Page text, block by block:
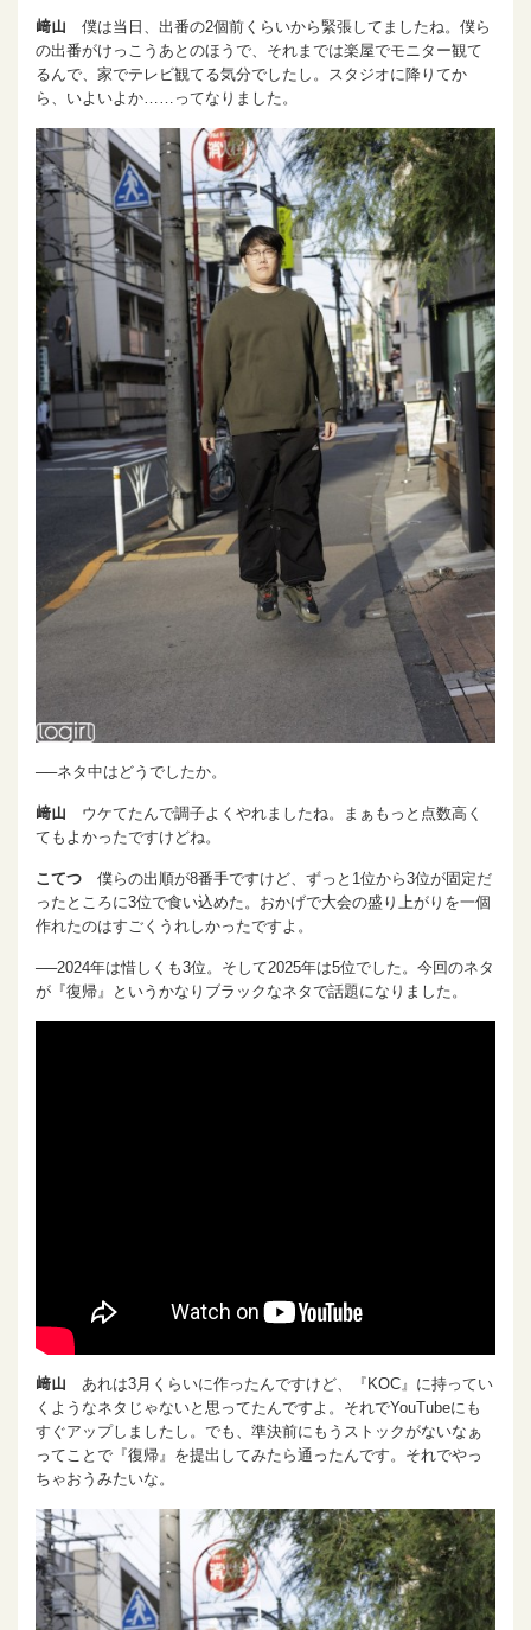
﨑山 僕は当日、出番の2個前くらいから緊張してましたね。僕ら
の出番がけっこうあとのほうで、それまでは楽屋でモニター観て
るんで、家でテレビ観てる気分でしたし。スタジオに降りてか
ら、いよいよか……ってなりました。
──ネタ中はどうでしたか。
﨑山 ウケてたんで調子よくやれましたね。まぁもっと点数高く
てもよかったですけどね。
こてつ 僕らの出順が8番手ですけど、ずっと1位から3位が固定だ
ったところに3位で食い込めた。おかげで大会の盛り上がりを一個
作れたのはすごくうれしかったですよ。
──2024年は惜しくも3位。そして2025年は5位でした。今回のネタ
が『復帰』というかなりブラックなネタで話題になりました。
﨑山 あれは3月くらいに作ったんですけど、『KOC』に持ってい
くようなネタじゃないと思ってたんですよ。それでYouTubeにも
すぐアップしましたし。でも、準決前にもうストックがないなぁ
ってことで『復帰』を提出してみたら通ったんです。それでやっ
ちゃおうみたいな。